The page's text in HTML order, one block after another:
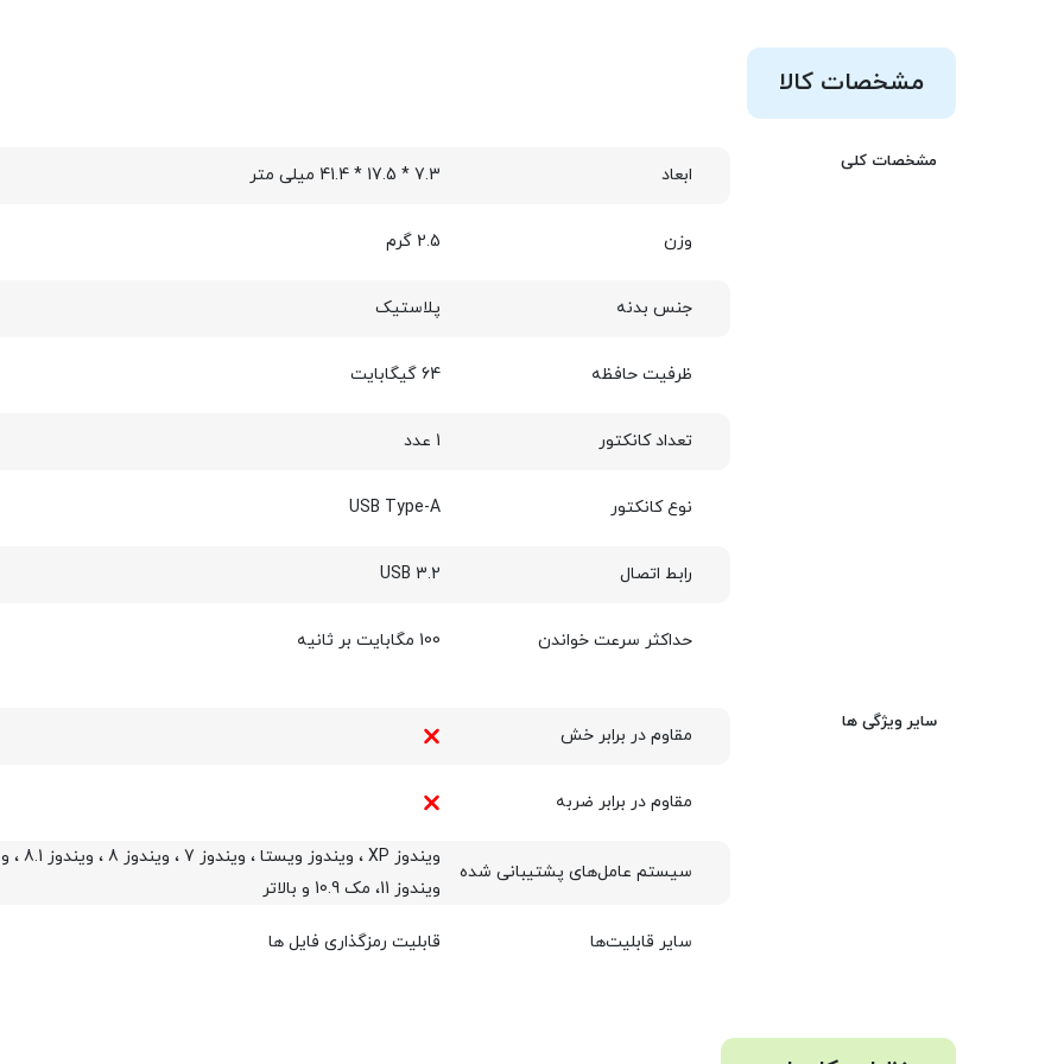
مشخصات کالا
مشخصات کلی
ابعاد 7.3 * 17.5 * 41.4 میلی متر
وزن 2.5 گرم
جنس بدنه پلاستیک
ظرفیت حافظه 64 گیگابایت
تعداد کانکتور 1 عدد
نوع کانکتور USB Type-A
رابط اتصال USB 3.2
حداکثر سرعت خواندن 100 مگابایت بر ثانیه
سایر ویژگی ها
مقاوم در برابر خش
مقاوم در برابر ضربه
سیستم عامل‌های پشتیبانی شده
ویندوز 11، مک 10.9 و بالاتر
سایر قابلیت‌ها قابلیت رمزگذاری فایل ها